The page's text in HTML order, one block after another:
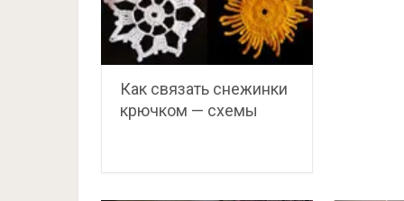
Как связать снежинки
крючком — схемы